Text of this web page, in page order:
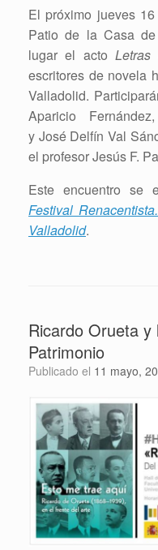
El próximo jueves
Patio de la Casa
lugar el actoLetras
escritores de novela
Valladolid.
Aparicio
y José Delfín Val
el profesor Jesús F.
Este encuentro se
Festival
Valladolid.
Ricardo Orueta y
Patrimonio
Publicado el 11 mayo,